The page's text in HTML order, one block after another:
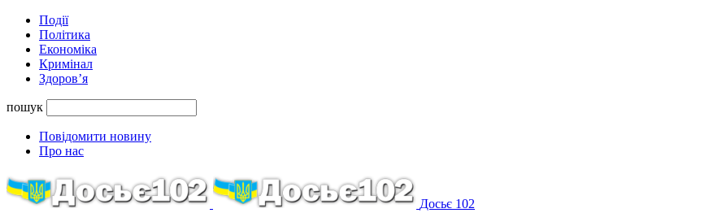
Події
Політика
Економіка
Кримінал
Здоров’я
пошук
Повідомити новину
Про нас
Досьє 102